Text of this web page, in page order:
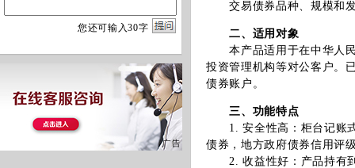
您还可输入30字
交易债券品种、规模和发
二、适用对象
本产品适用于在中华人民
投资管理机构等对公客户。
债券账户。
三、功能特点
1. 安全性高：柜台记账式
债券，地方政府债券信用评
2. 收益性好：产品持有到